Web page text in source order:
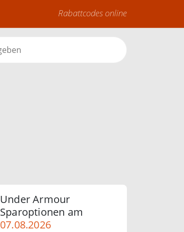
Rabattcodes online
Under Armour
Sparoptionen am
07.08.2026